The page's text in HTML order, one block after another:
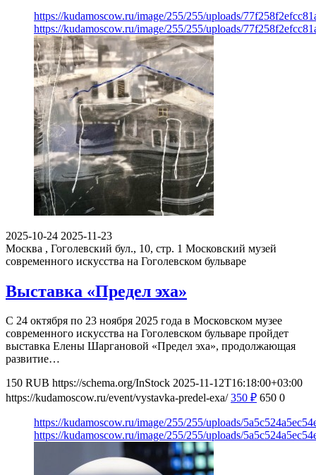
https://kudamoscow.ru/image/255/255/uploads/
https://kudamoscow.ru/image/255/255/uploads/
2025-10-24 2025-11-23
Москва , Гоголевский бул., 10, стр. 1 Московский музей
современного искусства на Гоголевском бульваре
Выставка «Предел эха»
С 24 октября по 23 ноября 2025 года в Московском музее
современного искусства на Гоголевском бульваре пройдет
выставка Елены Шаргановой «Предел эха», продолжающая
развитие…
150 RUB https://schema.org/InStock 2025-11-12T16:18:00+03:00
https://kudamoscow.ru/event/vystavka-predel-exa/ 350 ₽ 650 0
https://kudamoscow.ru/image/255/255/uploads/
https://kudamoscow.ru/image/255/255/uploads/